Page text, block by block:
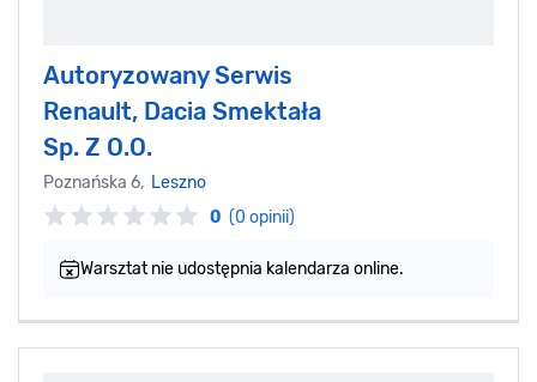
Autoryzowany Serwis
Renault, Dacia Smektała
Sp. Z O.O.
Poznańska 6, Leszno
0 (0 opinii)
Warsztat nie udostępnia kalendarza online.